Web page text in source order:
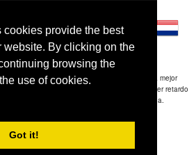
provide the best
website. By clicking on the
browsing the
use of cookies.
Got it!
información mostrada en este sitio es nuestra mejor
no es responsable de cualquier retardo
resultaron de la información proporcionada.
2015-2026
Usfor feedback.